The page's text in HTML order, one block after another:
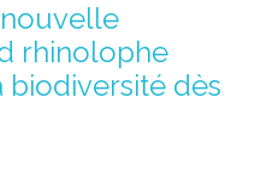
rhinolophe
biodiversité dès